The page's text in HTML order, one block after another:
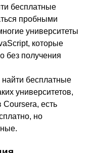
бесплатные
пробными
университеты
которые
без получения
бесплатные
университетов,
Coursera, есть
но